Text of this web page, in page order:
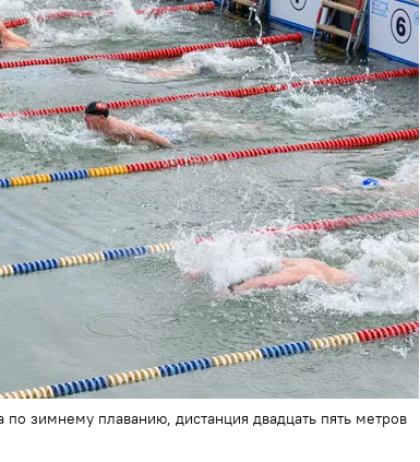
зимнему плаванию, дистанция двадцать пять метров